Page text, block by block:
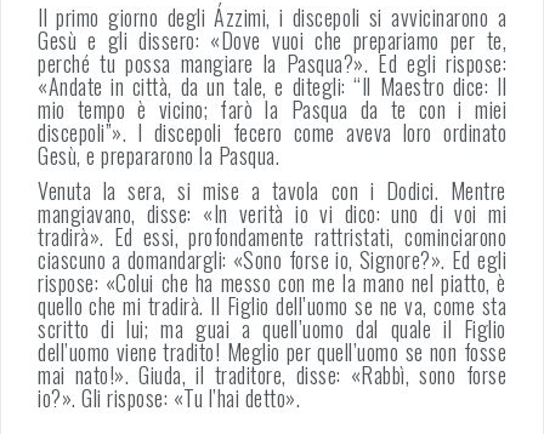
Il primo giorno degli Ázzimi, i discepoli si avvicinarono a
Gesù e gli dissero: «Dove vuoi che prepariamo per te,
perché tu possa mangiare la Pasqua?». Ed egli rispose:
«Andate in città, da un tale, e ditegli: “Il Maestro dice: Il
mio tempo è vicino; farò la Pasqua da te con i miei
discepoli”». I discepoli fecero come aveva loro ordinato
Gesù, e prepararono la Pasqua.
Venuta la sera, si mise a tavola con i Dodici. Mentre
mangiavano, disse: «In verità io vi dico: uno di voi mi
tradirà». Ed essi, profondamente rattristati, cominciarono
ciascuno a domandargli: «Sono forse io, Signore?». Ed egli
rispose: «Colui che ha messo con me la mano nel piatto, è
quello che mi tradirà. Il Figlio dell’uomo se ne va, come sta
scritto di lui; ma guai a quell’uomo dal quale il Figlio
dell’uomo viene tradito! Meglio per quell’uomo se non fosse
mai nato!». Giuda, il traditore, disse: «Rabbì, sono forse
io?». Gli rispose: «Tu l’hai detto».